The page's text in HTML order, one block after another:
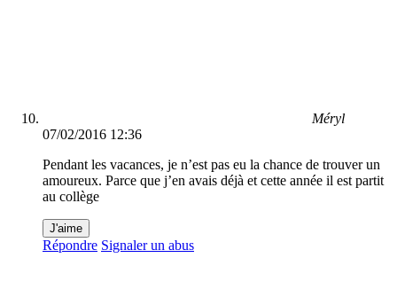
Méryl
07/02/2016 12:36
Pendant les vacances, je n’est pas eu la chance de trouver un
amoureux. Parce que j’en avais déjà et cette année il est partit
au collège
J'aime
Répondre Signaler un abus